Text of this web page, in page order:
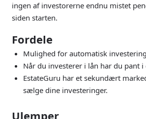
ingen af investorerne endnu mistet
siden starten.
Fordele
Mulighed for automatisk
Når du investerer i lån har du pant
EstateGuru har et sekundært
sælge dine investeringer.
Ulemper